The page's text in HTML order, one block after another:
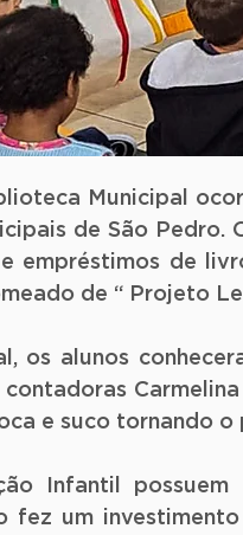
Municipal
de São
empréstimos de
de “ Projeto
os alunos
e suco tornando
Infantil
fez um